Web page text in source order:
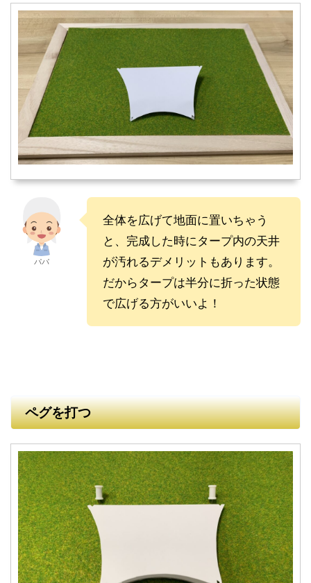
パパ
全体を広げて地面に置いちゃう
と、完成した時にタープ内の天井
が汚れるデメリットもあります。
だからタープは半分に折った状態
で広げる方がいいよ！
ペグを打つ